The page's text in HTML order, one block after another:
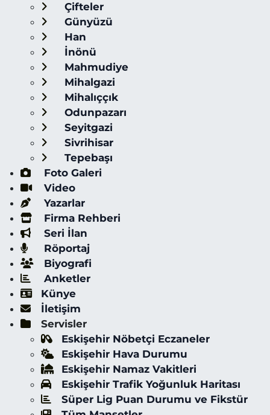
Çifteler
Günyüzü
Han
İnönü
Mahmudiye
Mihalgazi
Mihalıççık
Odunpazarı
Seyitgazi
Sivrihisar
Tepebaşı
Foto Galeri
Video
Yazarlar
Firma Rehberi
Seri İlan
Röportaj
Biyografi
Anketler
Künye
İletişim
Servisler
Eskişehir Nöbetçi Eczaneler
Eskişehir Hava Durumu
Eskişehir Namaz Vakitleri
Eskişehir Trafik Yoğunluk Haritası
Süper Lig Puan Durumu ve Fikstür